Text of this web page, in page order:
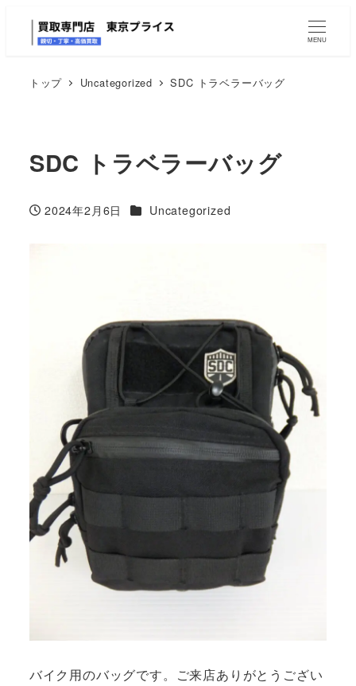
MENU
トップ Uncategorized SDC トラベラーバッグ
SDC トラベラーバッグ
投稿日
2024年2月6日 カテゴリー
Uncategorized
バイク用のバッグです。ご来店ありがとうござい